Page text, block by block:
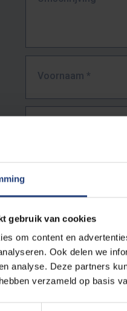
gebruik van cookies
om content en
Ook delen we
analyse. Deze partners
verzameld op basis
Voornaam *
URL*
De volledige URL van de pagina
Bv. https://www.vub.be/nl/